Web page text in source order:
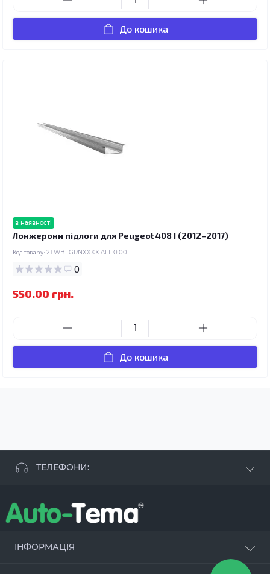
До кошика
в наявності
Лонжерони підлоги для Peugeot 408 I (2012–2017)
Код товару: 21.WBLGRNXXXX.ALL.0.00
0
550.00 грн.
До кошика
ТЕЛЕФОНИ:
+38 096 250 84 38
+38 099 657 61 50
ІНФОРМАЦІЯ